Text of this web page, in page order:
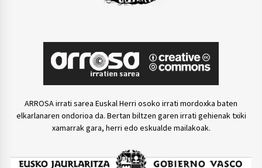
ARROSA irrati sarea Euskal Herri osoko irrati mordoxka baten
elkarlanaren ondorioa da. Bertan biltzen garen irrati gehienak txiki
xamarrak gara, herri edo eskualde mailakoak.